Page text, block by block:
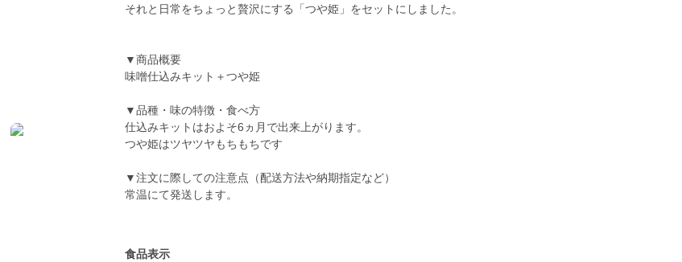
それと日常をちょっと贅沢にする「つや姫」をセットにしました。
▼商品概要
味噌仕込みキット＋つや姫
▼品種・味の特徴・食べ方
仕込みキットはおよそ6ヵ月で出来上がります。
つや姫はツヤツヤもちもちです
▼注文に際しての注意点（配送方法や納期指定など）
常温にて発送します。
食品表示